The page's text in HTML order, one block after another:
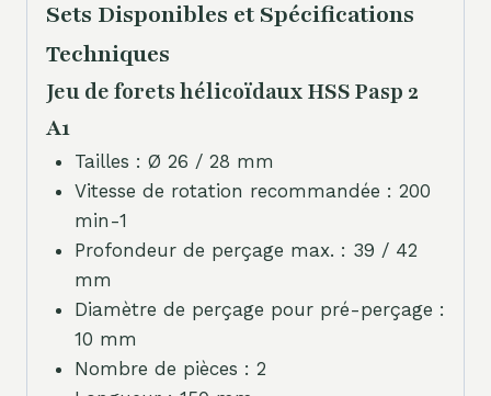
Sets Disponibles et Spécifications
Techniques
Jeu de forets hélicoïdaux HSS Pasp 2
A1
Tailles : Ø 26 / 28 mm
Vitesse de rotation recommandée : 200
min-1
Profondeur de perçage max. : 39 / 42
mm
Diamètre de perçage pour pré-perçage :
10 mm
Nombre de pièces : 2